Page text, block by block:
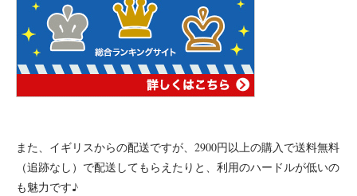
また、イギリスからの配送ですが、2900円以上の購入で送料無料
（追跡なし）で配送してもらえたりと、利用のハードルが低いの
も魅力です♪